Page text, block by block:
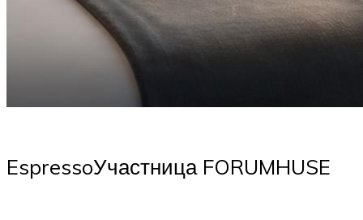
EspressoУчастница FORUMHUSE